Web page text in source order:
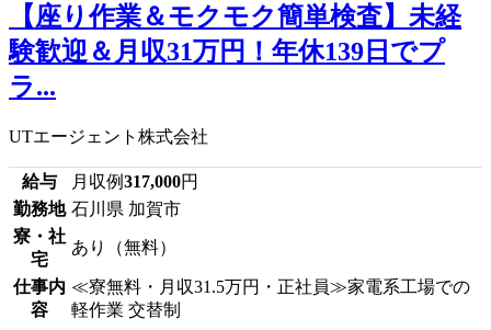
【座り作業＆モクモク簡単検査】未経
験歓迎＆月収31万円！年休139日でプ
ラ...
UTエージェント株式会社
給与 月収例317,000円
勤務地 石川県 加賀市
寮・社
宅
あり（無料）
仕事内
容
≪寮無料・月収31.5万円・正社員≫家電系工場での
軽作業 交替制